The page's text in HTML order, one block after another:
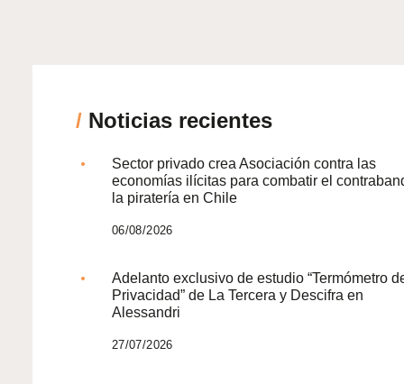
/ Noticias recientes
Sector privado crea Asociación contra las
economías ilícitas para combatir el
la piratería en Chile
06/08/2026
Adelanto exclusivo de estudio “Termómetro
Privacidad” de La Tercera y Descifra en
Alessandri
27/07/2026